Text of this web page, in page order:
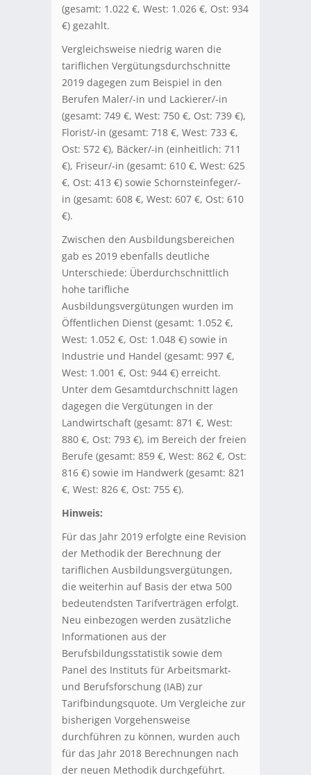
(gesamt: 1.022 €, West: 1.026 €, Ost: 934
€) gezahlt.
Vergleichsweise niedrig waren die
tariflichen Vergütungsdurchschnitte
2019 dagegen zum Beispiel in den
Berufen Maler/-in und Lackierer/-in
(gesamt: 749 €, West: 750 €, Ost: 739 €),
Florist/-in (gesamt: 718 €, West: 733 €,
Ost: 572 €), Bäcker/-in (einheitlich: 711
€), Friseur/-in (gesamt: 610 €, West: 625
€, Ost: 413 €) sowie Schornsteinfeger/-
in (gesamt: 608 €, West: 607 €, Ost: 610
€).
Zwischen den Ausbildungsbereichen
gab es 2019 ebenfalls deutliche
Unterschiede: Überdurchschnittlich
hohe tarifliche
Ausbildungsvergütungen wurden im
Öffentlichen Dienst (gesamt: 1.052 €,
West: 1.052 €, Ost: 1.048 €) sowie in
Industrie und Handel (gesamt: 997 €,
West: 1.001 €, Ost: 944 €) erreicht.
Unter dem Gesamtdurchschnitt lagen
dagegen die Vergütungen in der
Landwirtschaft (gesamt: 871 €, West:
880 €, Ost: 793 €), im Bereich der freien
Berufe (gesamt: 859 €, West: 862 €, Ost:
816 €) sowie im Handwerk (gesamt: 821
€, West: 826 €, Ost: 755 €).
Hinweis:
Für das Jahr 2019 erfolgte eine Revision
der Methodik der Berechnung der
tariflichen Ausbildungsvergütungen,
die weiterhin auf Basis der etwa 500
bedeutendsten Tarifverträgen erfolgt.
Neu einbezogen werden zusätzliche
Informationen aus der
Berufsbildungsstatistik sowie dem
Panel des Instituts für Arbeitsmarkt-
und Berufsforschung (IAB) zur
Tarifbindungsquote. Um Vergleiche zur
bisherigen Vorgehensweise
durchführen zu können, wurden auch
für das Jahr 2018 Berechnungen nach
der neuen Methodik durchgeführt.